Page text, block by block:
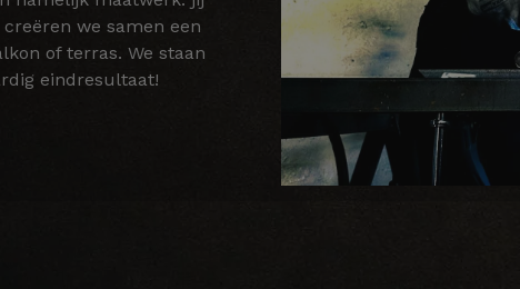
we samen een
of terras. We staan
eindresultaat!